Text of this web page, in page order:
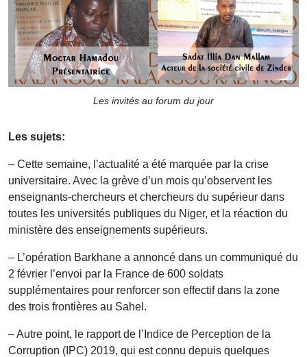
Les invités au forum du jour
Les sujets:
– Cette semaine, l’actualité a été marquée par la crise
universitaire. Avec la grève d’un mois qu’observent les
enseignants-chercheurs et chercheurs du supérieur dans
toutes les universités publiques du Niger, et la réaction du
ministère des enseignements supérieurs.
– L’opération Barkhane a annoncé dans un communiqué du
2 février l’envoi par la France de 600 soldats
supplémentaires pour renforcer son effectif dans la zone
des trois frontières au Sahel.
– Autre point, le rapport de l’Indice de Perception de la
Corruption (IPC) 2019, qui est connu depuis quelques